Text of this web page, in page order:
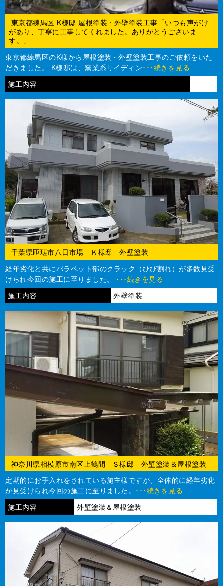
東京都練馬区 K様邸 屋根塗装・外壁塗装工事「いつも声がけ
があり、丁寧に工事してくれました。ありがとうございま
す。」
東京都練馬区のK様から屋根塗装・外壁塗装工事のご依頼をいた
だきました。 K様邸は、窯業系サイディン･･･続きを見る
施工内容
千葉県匝瑳市八日市場 Ｋ様邸 外壁塗装
経年劣化と共にパラペット部のクラック（ひび割れ）が多数見受
けられ今回の施工に至りました。 ･･･続きを見る
施工内容
外壁塗装
神奈川県相模原市南区上鶴間 Ｓ様邸 外壁塗装＆屋根塗装
定期的にお手入れをされている施主様ですが、全体的に経年劣化
が見受けられ今回の施工に至りました。 ･･･続きを見る
施工内容
外壁塗装＆屋根塗装